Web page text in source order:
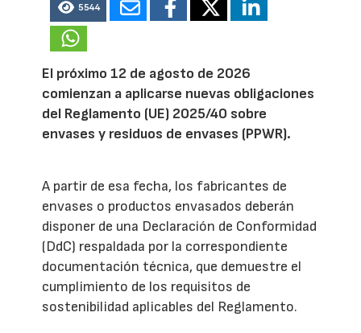
5544
El próximo 12 de agosto de 2026
comienzan a aplicarse nuevas obligaciones
del Reglamento (UE) 2025/40 sobre
envases y residuos de envases (PPWR).
A partir de esa fecha, los fabricantes de
envases o productos envasados deberán
disponer de una Declaración de Conformidad
(DdC) respaldada por la correspondiente
documentación técnica, que demuestre el
cumplimiento de los requisitos de
sostenibilidad aplicables del Reglamento.